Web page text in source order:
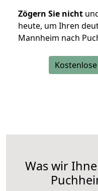
Zögern Sie nicht
heute, um Ihren
Mannheim nach
Was wir